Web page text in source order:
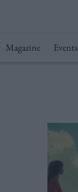
Magazine Events